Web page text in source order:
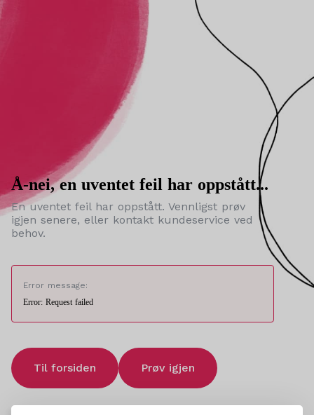
Å-nei, en uventet feil har oppstått...
En uventet feil har oppstått. Vennligst prøv
igjen senere, eller kontakt kundeservice ved
behov.
Error message:
Error: Request failed
Til forsiden Prøv igjen